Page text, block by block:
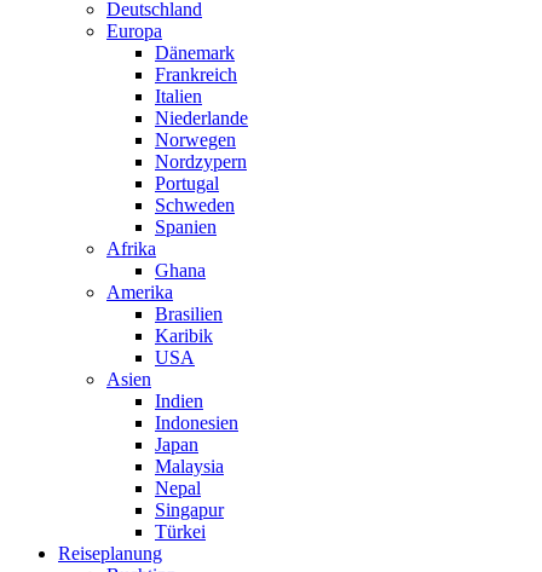
Deutschland
Europa
Dänemark
Frankreich
Italien
Niederlande
Norwegen
Nordzypern
Portugal
Schweden
Spanien
Afrika
Ghana
Amerika
Brasilien
Karibik
USA
Asien
Indien
Indonesien
Japan
Malaysia
Nepal
Singapur
Türkei
Reiseplanung